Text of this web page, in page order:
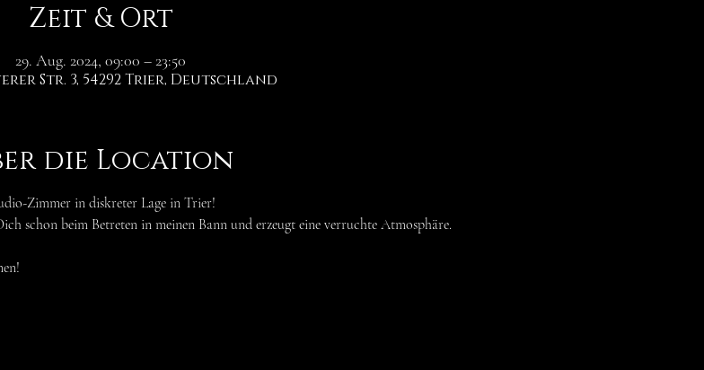
Zeit & Ort
29. Aug. 2024, 09:00 – 23:50
Str. 3, 54292 Trier, Deutschland
die Location
Zimmer in diskreter Lage in Trier!
schon beim Betreten in meinen Bann und erzeugt eine verruchte Atmosphäre.